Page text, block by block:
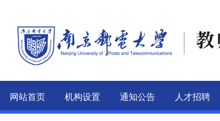
网站首页 机构设置 通知公告 人才招聘